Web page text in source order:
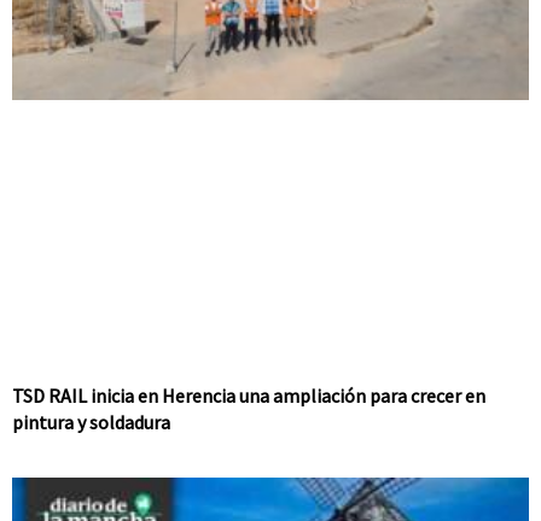
TSD RAIL inicia en Herencia una ampliación para crecer en
pintura y soldadura